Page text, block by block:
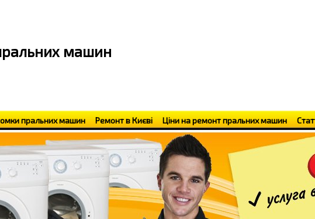
машин
пральних машин Ремонт в Києві Ціни на ремонт пральних машин